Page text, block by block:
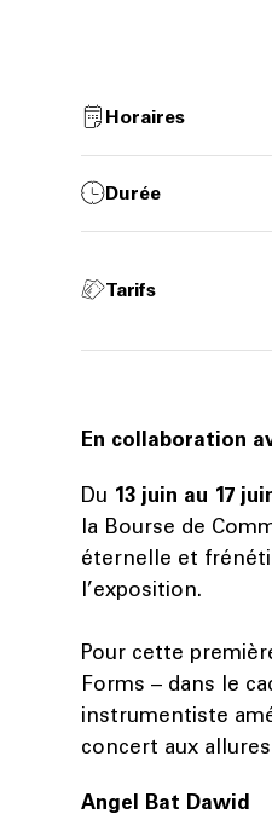
Horaires
Durée
Tarifs
En collaboration
Du 13 juin au 17
la Bourse de
éternelle et
l’exposition.
Pour cette
Forms – dans le
instrumentiste
concert aux
Angel Bat Dawid